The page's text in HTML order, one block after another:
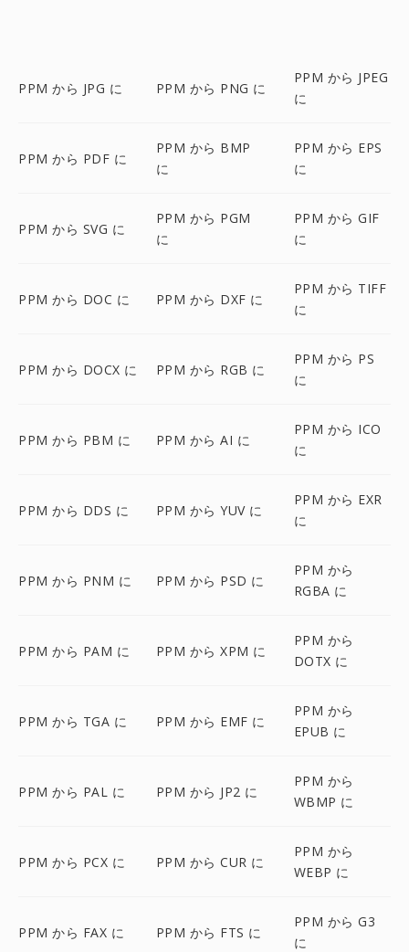
PPM から JPG に PPM から PNG に
PPM から JPEG
に
PPM から PDF に
PPM から BMP
に
PPM から EPS
に
PPM から SVG に
PPM から PGM
に
PPM から GIF
に
PPM から DOC に PPM から DXF に
PPM から TIFF
に
PPM から DOCX に PPM から RGB に
PPM から PS
に
PPM から PBM に PPM から AI に
PPM から ICO
に
PPM から DDS に PPM から YUV に
PPM から EXR
に
PPM から PNM に PPM から PSD に
PPM から
RGBA に
PPM から PAM に PPM から XPM に
PPM から
DOTX に
PPM から TGA に PPM から EMF に
PPM から
EPUB に
PPM から PAL に PPM から JP2 に
PPM から
WBMP に
PPM から PCX に PPM から CUR に
PPM から
WEBP に
PPM から FAX に PPM から FTS に
PPM から G3
に